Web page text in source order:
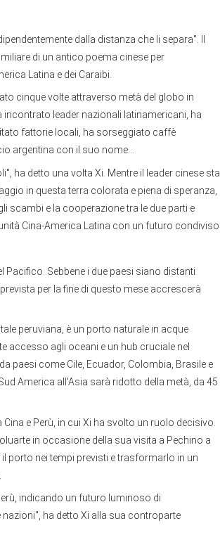
dalla distanza che li separa". Il
di un antico poema cinese per
Latina e dei Caraibi.
cinque volte attraverso metà del globo in
incontrato leader nazionali latinamericani, ha
fattorie locali, ha sorseggiato caffè
argentina con il suo nome...
ha detto una volta Xi. Mentre il leader cinese sta
in questa terra colorata e piena di speranza,
scambi e la cooperazione tra le due parti e
Cina-America Latina con un futuro condiviso.
Pacifico. Sebbene i due paesi siano distanti
per la fine di questo mese accrescerà
peruviana, è un porto naturale in acque
accesso agli oceani e un hub cruciale nel
paesi come Cile, Ecuador, Colombia, Brasile e
America all'Asia sarà ridotto della metà, da 45
e Perù, in cui Xi ha svolto un ruolo decisivo.
in occasione della sua visita a Pechino a
porto nei tempi previsti e trasformarlo in un
indicando un futuro luminoso di
ha detto Xi alla sua controparte